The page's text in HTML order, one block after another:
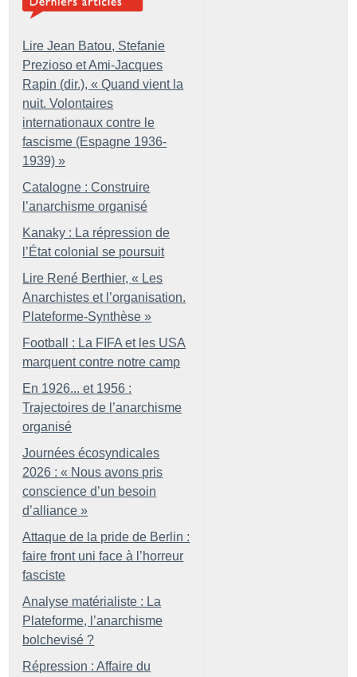
Lire Jean Batou, Stefanie
Prezioso et Ami-Jacques
Rapin (dir.), « Quand vient la
nuit. Volontaires
internationaux contre le
fascisme (Espagne 1936-
1939) »
Catalogne : Construire
l’anarchisme organisé
Kanaky : La répression de
l’État colonial se poursuit
Lire René Berthier, « Les
Anarchistes et l’organisation.
Plateforme-Synthèse »
Football : La FIFA et les USA
marquent contre notre camp
En 1926... et 1956 :
Trajectoires de l’anarchisme
organisé
Journées écosyndicales
2026 : « Nous avons pris
conscience d’un besoin
d’alliance »
Attaque de la pride de Berlin :
faire front uni face à l’horreur
fasciste
Analyse matérialiste : La
Plateforme, l’anarchisme
bolchevisé ?
Répression : Affaire du